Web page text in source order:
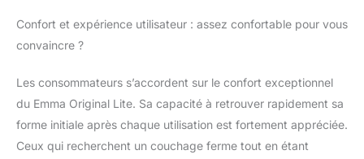
ultime grâce à notre
l'AeroFoam ultra-
respirant pour soulager
la pression et un
garantissant une
Confort et expérience utilisateur : assez confortable pour vous
convaincre ?
Les consommateurs s’accordent sur le confort exceptionnel
du Emma Original Lite. Sa capacité à retrouver rapidement sa
forme initiale après chaque utilisation est fortement appréciée.
Ceux qui recherchent un couchage ferme tout en étant